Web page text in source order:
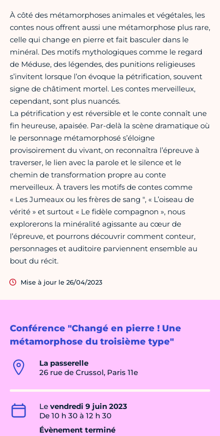
Conférence "Changé en pierre ! Une
métamorphose du troisième type"
La passerelle
26 rue de Crussol, Paris 11e
Le vendredi 9 juin 2023
De 10 h 30 à 12 h 30
Évènement terminé
À côté des métamorphoses animales et végétales, les
contes nous offrent aussi une métamorphose plus rare,
celle qui change en pierre et fait basculer dans le
minéral. Des motifs mythologiques comme le regard
de Méduse, des légendes, des punitions religieuses
s’invitent lorsque l’on évoque la pétrification, souvent
signe de châtiment mortel. Les contes merveilleux,
cependant, sont plus nuancés.
La pétrification y est réversible et le conte connaît une
fin heureuse, apaisée. Par-delà la scène dramatique où
le personnage métamorphosé s’éloigne
provisoirement du vivant, on reconnaîtra l’épreuve à
traverser, le lien avec la parole et le silence et le
chemin de transformation propre au conte
merveilleux. À travers les motifs de contes comme
« Les Jumeaux ou les frères de sang ", « L’oiseau de
vérité » et surtout « Le fidèle compagnon », nous
explorerons la minéralité agissante au cœur de
l’épreuve, et pourrons découvrir comment conteur,
personnages et auditoire parviennent ensemble au
bout du récit.
Mise à jour le 26/04/2023